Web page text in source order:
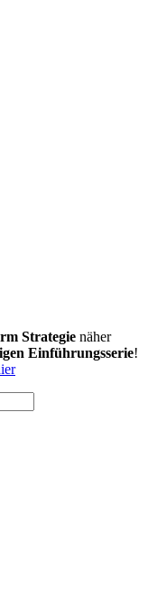
Strategie näher
Einführungsserie!